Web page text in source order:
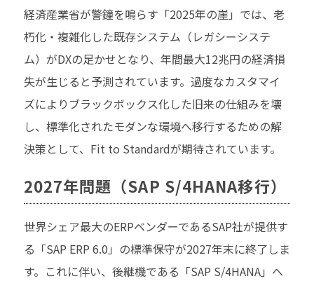
経済産業省が警鐘を鳴らす「2025年の崖」では、老
朽化・複雑化した既存システム（レガシーシステ
ム）がDXの足かせとなり、年間最大12兆円の経済損
失が生じると予測されています。過度なカスタマイ
ズによりブラックボックス化した旧来の仕組みを壊
し、標準化されたモダンな環境へ移行するための解
決策として、Fit to Standardが期待されています。
2027年問題（SAP S/4HANA移行）
世界シェア最大のERPベンダーであるSAP社が提供す
る「SAP ERP 6.0」の標準保守が2027年末に終了しま
す。これに伴い、後継機である「SAP S/4HANA」へ